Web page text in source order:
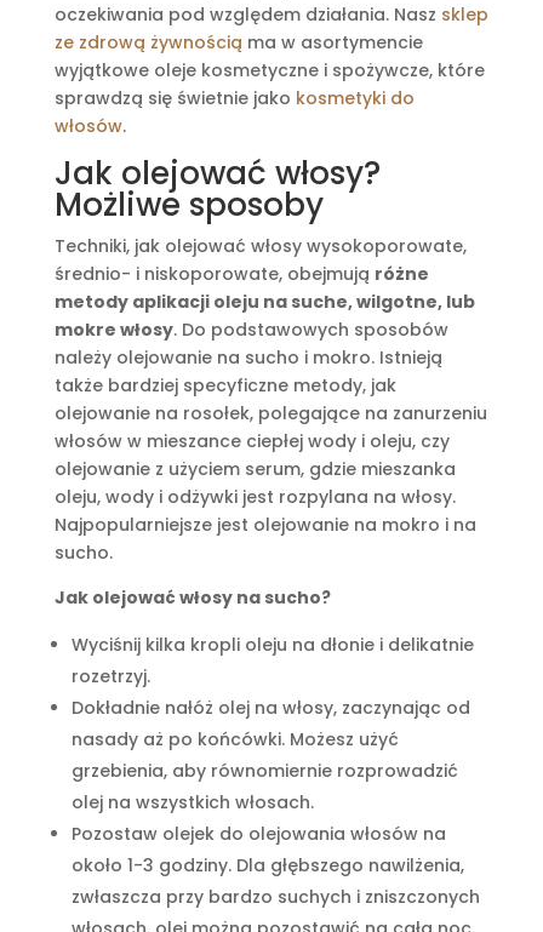
oczekiwania pod względem działania. Nasz sklep
ze zdrową żywnością ma w asortymencie
wyjątkowe oleje kosmetyczne i spożywcze, które
sprawdzą się świetnie jako kosmetyki do
włosów.
Jak olejować włosy?
Możliwe sposoby
Techniki, jak olejować włosy wysokoporowate,
średnio- i niskoporowate, obejmują różne
metody aplikacji oleju na suche, wilgotne, lub
mokre włosy. Do podstawowych sposobów
należy olejowanie na sucho i mokro. Istnieją
także bardziej specyficzne metody, jak
olejowanie na rosołek, polegające na zanurzeniu
włosów w mieszance ciepłej wody i oleju, czy
olejowanie z użyciem serum, gdzie mieszanka
oleju, wody i odżywki jest rozpylana na włosy.
Najpopularniejsze jest olejowanie na mokro i na
sucho.
Jak olejować włosy na sucho?
Wyciśnij kilka kropli oleju na dłonie i delikatnie
rozetrzyj.
Dokładnie nałóż olej na włosy, zaczynając od
nasady aż po końcówki. Możesz użyć
grzebienia, aby równomiernie rozprowadzić
olej na wszystkich włosach.
Pozostaw olejek do olejowania włosów na
około 1-3 godziny. Dla głębszego nawilżenia,
zwłaszcza przy bardzo suchych i zniszczonych